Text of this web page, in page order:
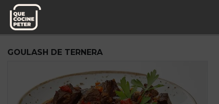
Pedido semanal
GOULASH DE TERNERA